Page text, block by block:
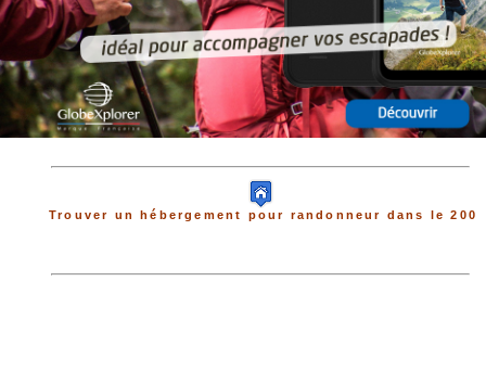
Trouver un hébergement pour randonneur dans le 200